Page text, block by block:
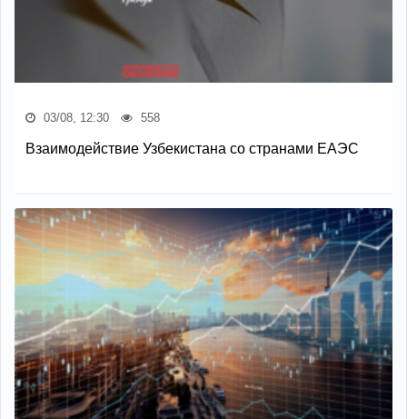
03/08, 12:30 558
Взаимодействие Узбекистана со странами ЕАЭС